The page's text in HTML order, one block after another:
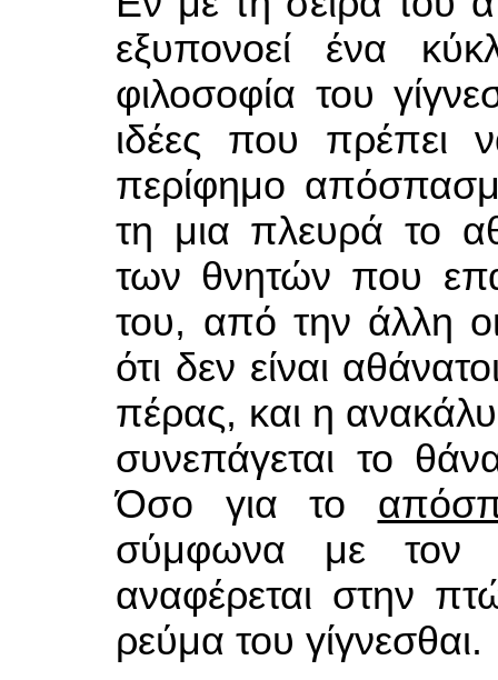
εξυπονοεί ένα
φιλοσοφία του
ιδέες που πρέπει
περίφημο
τη μια πλευρά το
των θνητών που
του, από την άλλη
ότι δεν είναι
πέρας, και η
συνεπάγεται το
Όσο για το
σύμφωνα με τον
αναφέρεται στην
ρεύμα του γίγνεσθαι.